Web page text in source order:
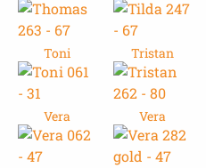
Toni Tristan
Vera Vera